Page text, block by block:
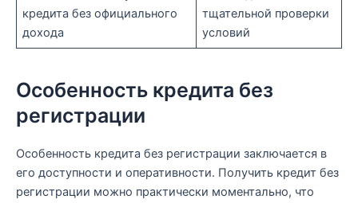
кредита без официального
дохода
тщательной проверки
условий
Особенность кредита без
регистрации
Особенность кредита без регистрации заключается в
его доступности и оперативности. Получить кредит без
регистрации можно практически моментально, что